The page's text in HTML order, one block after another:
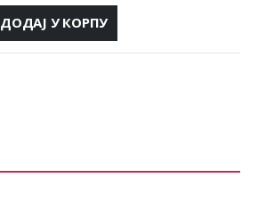
ДОДАЈ У КОРПУ